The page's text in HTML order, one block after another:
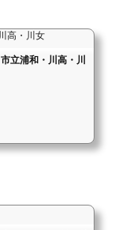
高・川女
立浦和・川高・川